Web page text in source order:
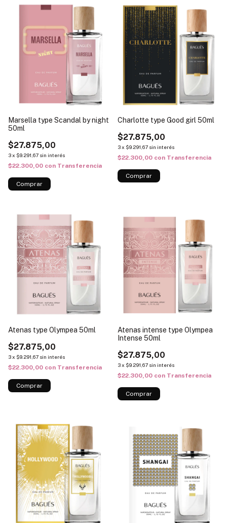
Marsella type Scandal by night
50ml
$27.875,00
3x $9.291,67 sin interés
$22.300,00 con Transferencia
Charlotte type Good girl 50ml
$27.875,00
3x $9.291,67 sin interés
$22.300,00 con Transferencia
Atenas type Olympea 50ml
$27.875,00
3x $9.291,67 sin interés
$22.300,00 con Transferencia
Atenas intense type Olympea
Intense 50ml
$27.875,00
3x $9.291,67 sin interés
$22.300,00 con Transferencia